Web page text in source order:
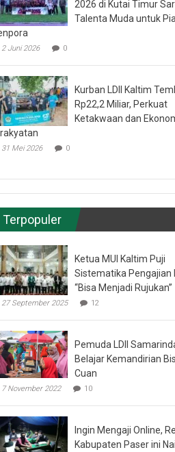
2026 di Kutai Timur
Talenta Muda untuk
2 Juni 2026 0
Kurban LDII Kaltim
Rp22,2 Miliar, Perkuat
Ketakwaan dan
31 Mei 2026 0
Terpopuler
Ketua MUI Kaltim Puji
Sistematika Pengajian
“Bisa Menjadi Rujukan”
27 September 2025 12
Pemuda LDII
Belajar Kemandirian
Cuan
7 November 2022 10
Ingin Mengaji Online,
Kabupaten Paser ini